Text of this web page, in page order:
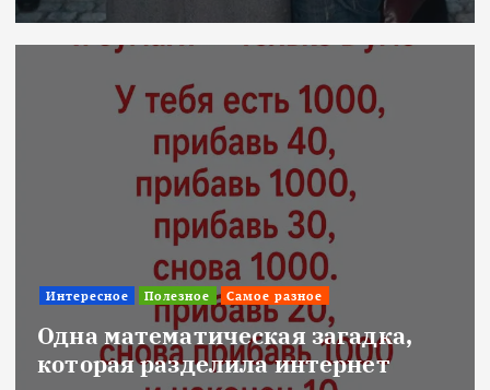
Интересное Полезное Самое разное
Одна математическая загадка,
которая разделила интернет